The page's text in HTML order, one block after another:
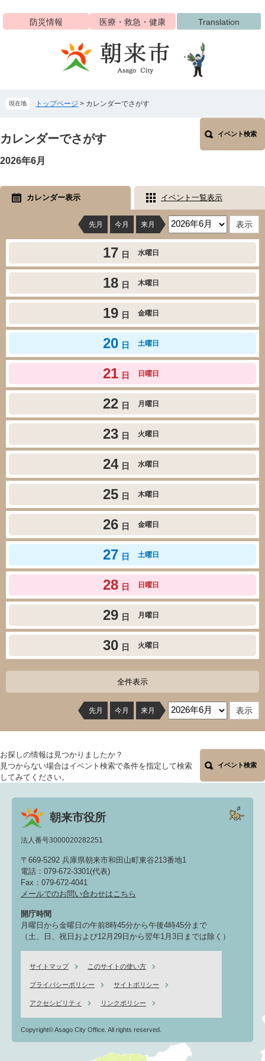
ジ
ュ
へ
防災情報 医療・救急・健康 Translation
現在地 トップページ > カレンダーでさがす
文
カレンダーでさがす イベント検索
2026年6月
カレンダー表示 イベント一覧表示
先月 今月 来月
17 日 水曜日
18 日 木曜日
19 日 金曜日
20 日 土曜日
21 日 日曜日
22 日 月曜日
23 日 火曜日
24 日 水曜日
25 日 木曜日
26 日 金曜日
27 日 土曜日
28 日 日曜日
29 日 月曜日
30 日 火曜日
全件表示
先月 今月 来月
お探しの情報は見つかりましたか？
見つからない場合はイベント検索で条件を指定して検索
してみてください。
イベント検索
朝来市役所
法人番号3000020282251
〒669-5292 兵庫県朝来市和田山町東谷213番地1
電話：079-672-3301(代表)
Fax：079-672-4041
メールでのお問い合わせはこちら
開庁時間
月曜日から金曜日の午前8時45分から午後4時45分まで
（土、日、祝日および12月29日から翌年1月3日までは除く）
サイトマップ このサイトの使い方
プライバシーポリシー サイトポリシー
アクセシビリティ リンクポリシー
Copyright© Asago City Office. All rights reserved.